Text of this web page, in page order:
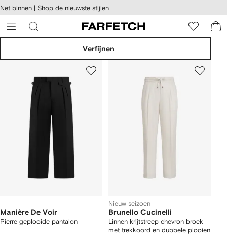
over en
naar de
Net binnen | Shop de nieuwste stijlen
Verfijnen
Manière De Voir
Pierre geplooide pantalon
Nieuw seizoen
Brunello Cucinelli
Linnen krijtstreep chevron broek
met trekkoord en dubbele plooien